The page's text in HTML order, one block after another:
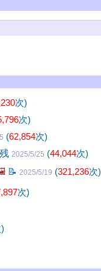
次)
次)
(62,854次)
2025/5/25 (44,044次)
📝 2025/5/19 (321,236次)
次)